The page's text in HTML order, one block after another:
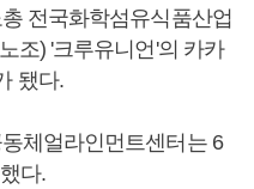
전국화학섬유식품산업
조) '크루유니언'의 카카
됐다.
체얼라인먼트센터는 6
다.